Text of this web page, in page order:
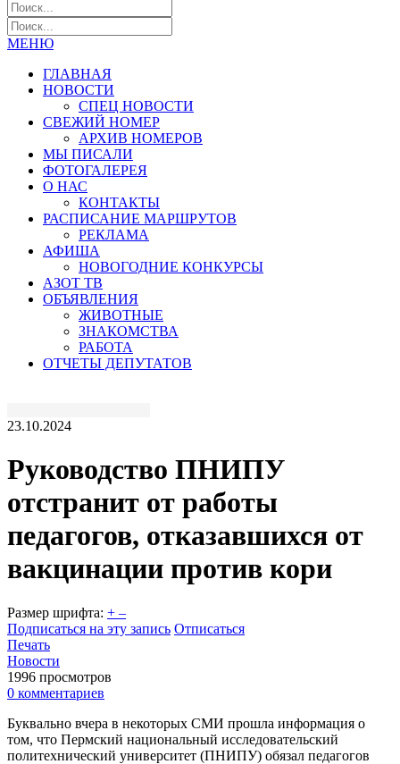
МЕНЮ
ГЛАВНАЯ
НОВОСТИ
СПЕЦ НОВОСТИ
СВЕЖИЙ НОМЕР
АРХИВ НОМЕРОВ
МЫ ПИСАЛИ
ФОТОГАЛЕРЕЯ
О НАС
КОНТАКТЫ
РАСПИСАНИЕ МАРШРУТОВ
РЕКЛАМА
АФИША
НОВОГОДНИЕ КОНКУРСЫ
АЗОТ ТВ
ОБЪЯВЛЕНИЯ
ЖИВОТНЫЕ
ЗНАКОМСТВА
РАБОТА
ОТЧЕТЫ ДЕПУТАТОВ
23.10.2024
Руководство ПНИПУ
отстранит от работы
педагогов, отказавшихся от
вакцинации против кори
Размер шрифта: + –
Подписаться на эту запись Отписаться
Печать
Новости
1996 просмотров
0 комментариев
Буквально вчера в некоторых СМИ прошла информация о
том, что Пермский национальный исследовательский
политехнический университет (ПНИПУ) обязал педагогов